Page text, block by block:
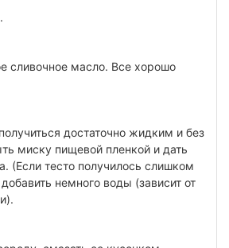
сливочное масло. Все хорошо
достаточно жидким и без
миску пищевой пленкой и дать
(Если тесто получилось слишком
немного воды (зависит от